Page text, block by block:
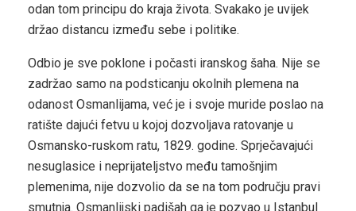
odan tom principu do kraja života. Svakako je uvijek
držao distancu između sebe i politike.
Odbio je sve poklone i počasti iranskog šaha. Nije se
zadržao samo na podsticanju okolnih plemena na
odanost Osmanlijama, već je i svoje muride poslao na
ratište dajući fetvu u kojoj dozvoljava ratovanje u
Osmansko-ruskom ratu, 1829. godine. Sprječavajući
nesuglasice i neprijateljstvo među tamošnjim
plemenima, nije dozvolio da se na tom području pravi
smutnja. Osmanlijski padišah ga je pozvao u Istanbul